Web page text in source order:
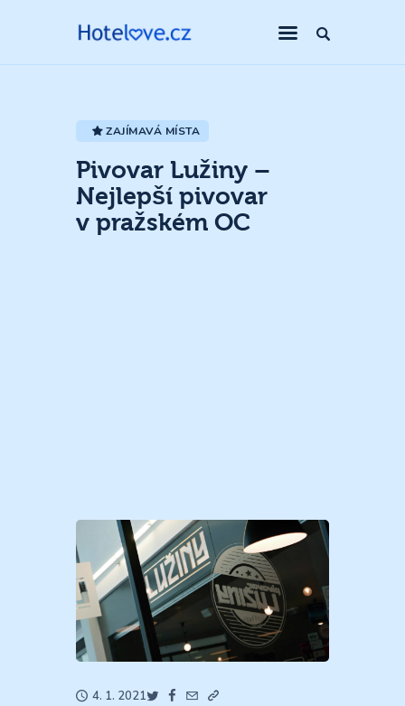
ZAJÍMAVÁ MÍSTA
Pivovar Lužiny –
Nejlepší pivovar
v pražském OC
4. 1. 2021